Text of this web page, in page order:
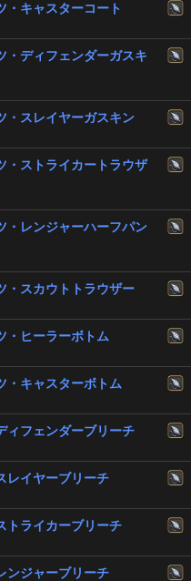
・キャスターコート
・ディフェンダーガスキ
・スレイヤーガスキン
・ストライカートラウザ
・レンジャーハーフパン
・スカウトトラウザー
・ヒーラーボトム
・キャスターボトム
ィフェンダーブリーチ
レイヤーブリーチ
トライカーブリーチ
ンジャーブリーチ